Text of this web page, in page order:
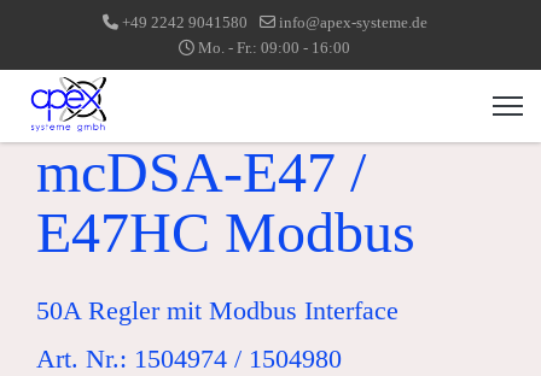
+49 2242 9041580
info@apex-systeme.de
Mo. - Fr.: 09:00 - 16:00
mcDSA-E47 /
E47HC Modbus
50A Regler mit Modbus Interface
Art. Nr.: 1504974 / 1504980